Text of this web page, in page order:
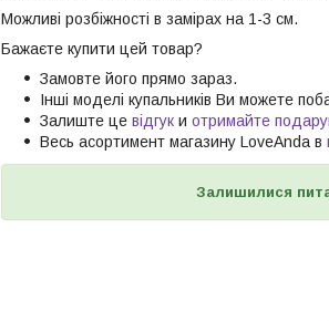
Можливі розбіжності в замірах на 1-3 см.
Бажаєте купити цей товар?
Замовте його прямо зараз.
Інші моделі купальників Ви можете
Залиште це відгук и отримайте
Весь асортимент магазину LoveAnda в
Залишилися